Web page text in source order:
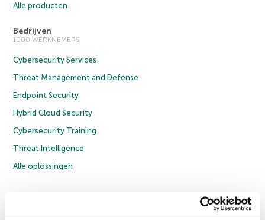
Alle producten
Bedrijven
1000 WERKNEMERS
Cybersecurity Services
Threat Management and Defense
Endpoint Security
Hybrid Cloud Security
Cybersecurity Training
Threat Intelligence
Alle oplossingen
Privacybeleid
Licentieovereenkomst B2B